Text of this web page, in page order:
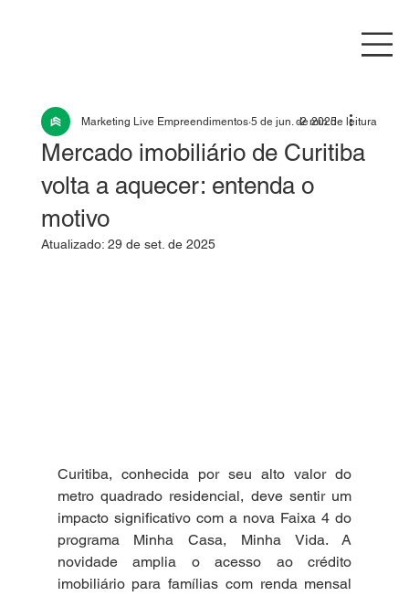
Mercado imobiliário de Curitiba
volta a aquecer: entenda o
motivo
Marketing Live Empreendimentos 5 de jun. de 20252 min de leitura
Atualizado: 29 de set. de 2025
Curitiba, conhecida por seu alto valor do
metro quadrado residencial, deve sentir um
impacto significativo com a nova Faixa 4 do
programa Minha Casa, Minha Vida. A
novidade amplia o acesso ao crédito
imobiliário para famílias com renda mensal